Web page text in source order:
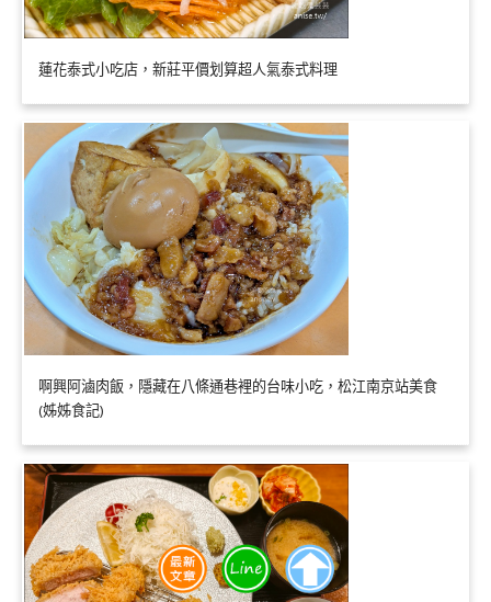
蓮花泰式小吃店，新莊平價划算超人氣泰式料理
啊興阿滷肉飯，隱藏在八條通巷裡的台味小吃，松江南京站美食
(姊姊食記)